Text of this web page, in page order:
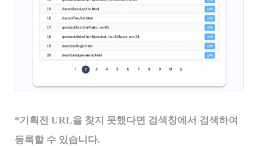
*기획전 URL을 찾지 못했다면 검색창에서 검색하여
등록할 수 있습니다.